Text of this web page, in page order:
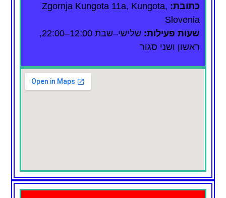
כתובת: Zgornja Kungota 11a, Kungota,
Slovenia
שעות פעילות:
שלישי–שבת 12:00–22:00,
ראשון ושני סגור